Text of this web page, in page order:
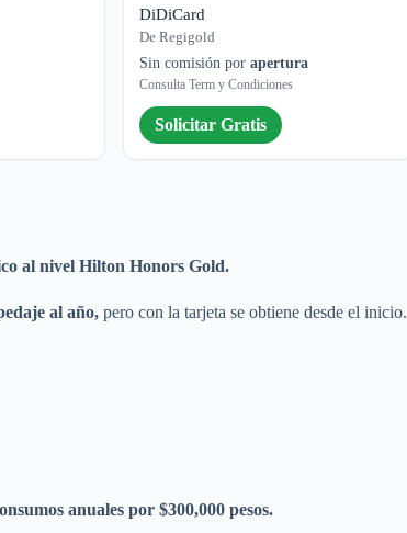
DiDiCard
De Regigold
Sin comisión porapertura
Consulta Term y Condiciones
Solicitar Gratis
al nivel Hilton Honors Gold.
al año, pero con la tarjeta se obtiene desde el inicio.
anuales por $300,000 pesos.